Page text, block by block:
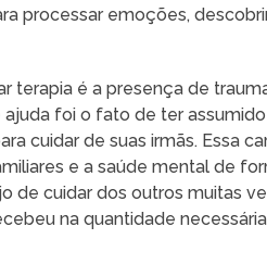
processar emoções,
terapia é a presença de
foi o fato de ter assumido
cuidar de suas irmãs. Essa
e a saúde mental de
de cuidar dos outros muitas
na quantidade